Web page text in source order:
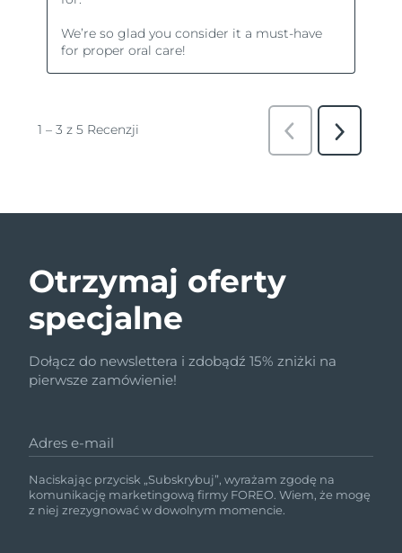
Otrzymaj oferty
specjalne
Dołącz do newslettera i zdobądź 15% zniżki na
pierwsze zamówienie!
Adres e-mail
Naciskając przycisk „Subskrybuj”, wyrażam zgodę na
komunikację marketingową firmy FOREO. Wiem, że mogę
z niej zrezygnować w dowolnym momencie.